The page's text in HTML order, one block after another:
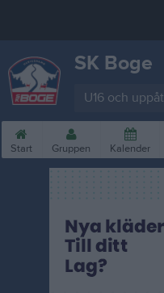
SK Boge
U16 och uppåt
Start Gruppen Kalender